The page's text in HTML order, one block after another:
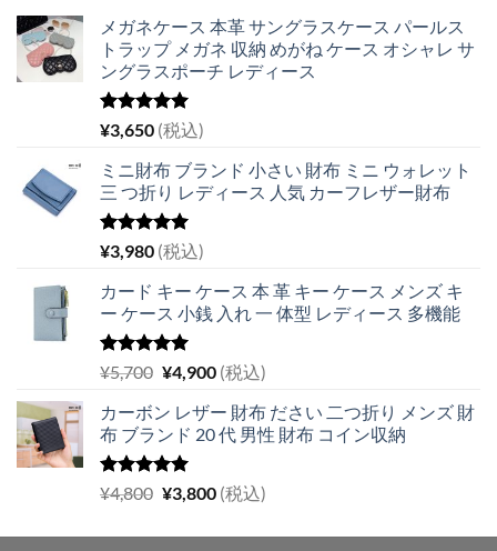
メガネケース 本革 サングラスケース パールス
トラップ メガネ 収納 めがね ケース オシャレ サ
ングラスポーチ レディース
5段階中
5.00
の評価
¥3,650 (税込)
ミニ財布 ブランド 小さい 財布 ミニ ウォレット
三 つ折り レディース 人気 カーフレザー財布
5段階中
5.00
の評価
¥3,980 (税込)
カード キー ケース 本 革 キー ケース メンズ キ
ー ケース 小銭 入れ 一 体型 レディース 多機能
5段階中
5.00
の評価
¥5,700 元
価
格
は
¥5,700
し
¥4,900現
の
価
は
で
(税込)
カーボン レザー 財布 ださい 二つ折り メンズ 財
布 ブランド 20 代 男性 財布 コイン収納
5段階中
5.00
の評価
¥4,800 元
価
¥3,800現
の
(税込)